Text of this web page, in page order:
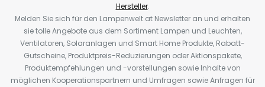
Hersteller.
Melden Sie sich für den Lampenwelt.at Newsletter an und erhalten
sie tolle Angebote aus dem Sortiment Lampen und Leuchten,
Ventilatoren, Solaranlagen und Smart Home Produkte, Rabatt-
Gutscheine, Produktpreis-Reduzierungen oder Aktionspakete,
Produktempfehlungen und -vorstellungen sowie Inhalte von
möglichen Kooperationspartnern und Umfragen sowie Anfragen für